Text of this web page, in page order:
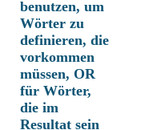
benutzen, um
Wörter zu
definieren, die
vorkommen
müssen, OR
für Wörter,
die im
Resultat sein